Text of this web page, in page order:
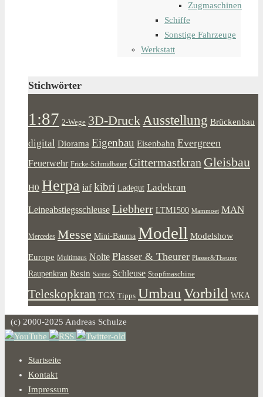
Zugmaschinen
Schiffe
Sonstige Fahrzeuge
Werkstatt
Stichwörter
1:87 2-Wege 3D-DruckAusstellung Brückenbau
digital Diorama Eigenbau Eisenbahn Evergreen
Feuerwehr Fricke-Schmidbauer Gittermastkran Gleisbau
H0 Herpa iaf kibri Ladegut Ladekran
Leineabstiegsschleuse Liebherr LTM1500 Mammoet MAN
Mercedes Messe Mini-Bauma Modell Modelshow
Europe Multimaus Nolte Plasser & Theurer Plasser&Theurer
Raupenkran Resin Sarens Schleuse Stopfmaschine
Teleskopkran TGX Tipps Umbau Vorbild WKA
(c) 2000-2025 Andreas Schulze
Startseite
Kontakt
Impressum